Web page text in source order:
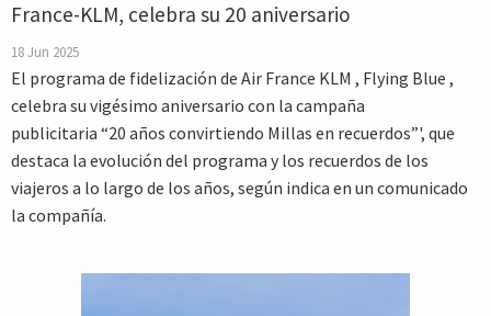
France-KLM, celebra su 20 aniversario
18 Jun 2025
El programa de fidelización de Air France KLM , Flying Blue ,
celebra su vigésimo aniversario con la campaña
publicitaria “20 años convirtiendo Millas en recuerdos”', que
destaca la evolución del programa y los recuerdos de los
viajeros a lo largo de los años, según indica en un comunicado
la compañía.